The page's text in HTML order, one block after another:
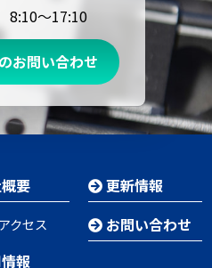
～17:10
お問い合わせ
要
クセス
報
更新情報
お問い合わせ